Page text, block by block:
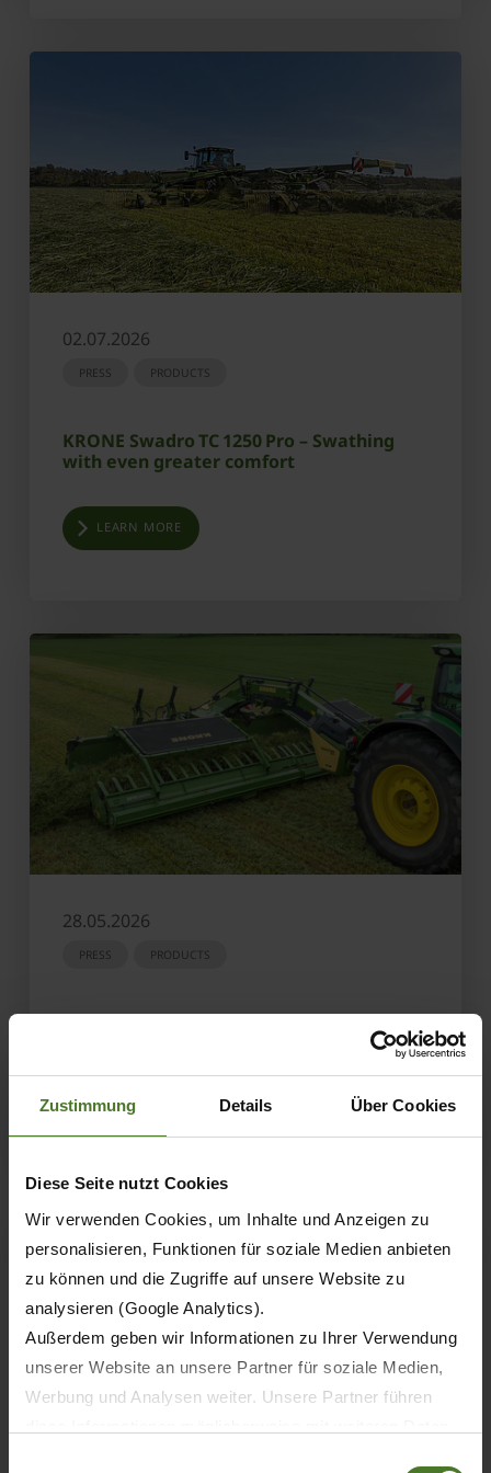
Zustimmung Details Über Cookies
Diese Seite nutzt Cookies
Wir verwenden Cookies, um Inhalte und Anzeigen zu
personalisieren, Funktionen für soziale Medien anbieten
zu können und die Zugriffe auf unsere Website zu
analysieren (Google Analytics).
Außerdem geben wir Informationen zu Ihrer Verwendung
unserer Website an unsere Partner für soziale Medien,
Werbung und Analysen weiter. Unsere Partner führen
02.07.2026
PRESS PRODUCTS
KRONE Swadro TC 1250 Pro – Swathing
with even greater comfort
LEARN MORE
28.05.2026
PRESS PRODUCTS
LEARN MORE